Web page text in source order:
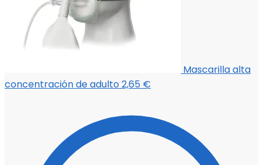
Mascarilla alta
concentración de adulto2,65 €